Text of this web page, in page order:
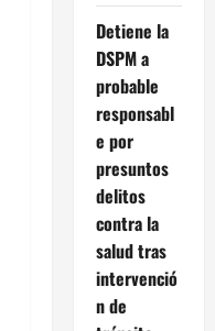
Detiene la
DSPM a
probable
responsabl
e por
presuntos
delitos
contra la
salud tras
intervenció
n de